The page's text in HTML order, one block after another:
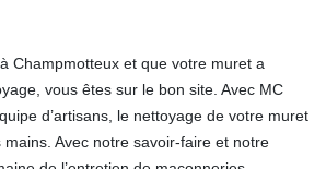
Champmotteux et que votre muret a
vous êtes sur le bon site. Avec MC
d’artisans, le nettoyage de votre muret
Avec notre savoir-faire et notre